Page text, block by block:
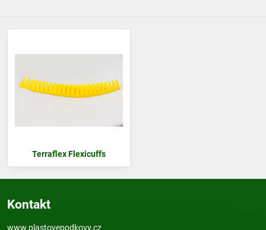
Terraflex Flexicuffs
Kontakt
www.plastovepodkovy.cz